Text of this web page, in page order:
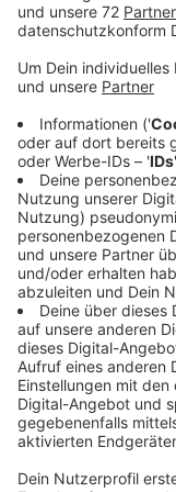
Stadt und
gemeinsam in
Vandalismus und
Wochen
Unterschriften an
Lösungen
Ordnungsamtes
verstärkt. Ein
Einsatz ein
Außerdem
kommenden
sich die Situation
beide, dass
Vordergrund
stehen. Denkbar
Jugendarbeiter